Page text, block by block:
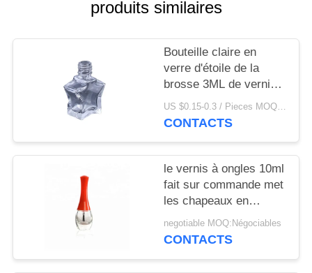
CAS
DEMANDEZ
PRIVACY
produits similaires
Bouteille claire en
verre d'étoile de la
brosse 3ML de vernis à
ongles
US $0.15-0.3 / Pieces MOQ:1000
CONTACTS
le vernis à ongles 10ml
fait sur commande met
les chapeaux en
bouteille blancs bleus
rouges en plastique
negotiable MOQ:Négociables
CONTACTS